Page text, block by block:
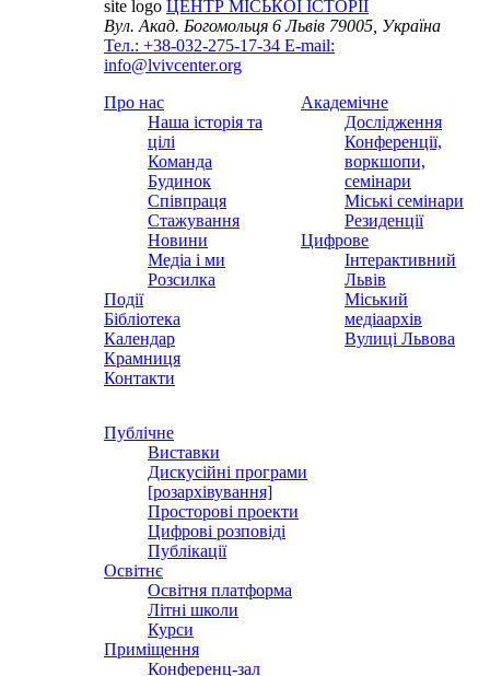
site logo ЦЕНТР МІСЬКОЇ ІСТОРІЇ
Вул. Акад. Богомольця 6Львів 79005, Україна
Тел.: +38-032-275-17-34 E-mail:
info@lvivcenter.org
Про нас
Наша історія та
цілі
Команда
Будинок
Співпраця
Стажування
Новини
Медіа і ми
Розсилка
Події
Бібліотека
Календар
Крамниця
Контакти
Академічне
Дослідження
Конференції,
воркшопи,
семінари
Міські семінари
Резиденції
Цифрове
Інтерактивний
Львів
Міський
медіаархів
Вулиці Львова
Публічне
Виставки
Дискусійні програми
[розархівування]
Просторові проекти
Цифрові розповіді
Публікації
Освітнє
Освітня платформа
Літні школи
Курси
Приміщення
Конференц-зал